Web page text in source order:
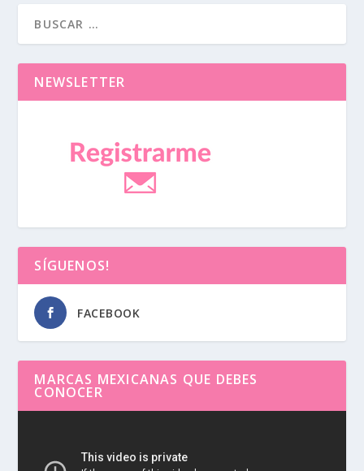
NEWSLETTER
SÍGUENOS!
FACEBOOK
MARCAS MEXICANAS QUE DEBES
CONOCER